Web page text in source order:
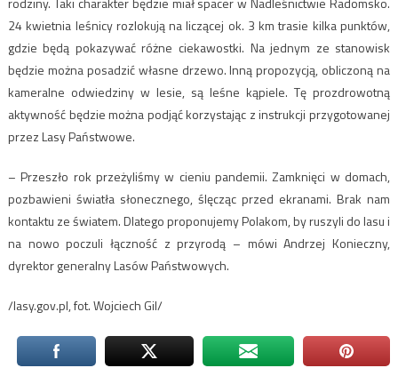
24 kwietnia leśnicy rozlokują na liczącej ok. 3 km trasie kilka punktów,
gdzie będą pokazywać różne ciekawostki. Na jednym ze stanowisk
będzie można posadzić własne drzewo. Inną propozycją, obliczoną na
kameralne odwiedziny w lesie, są leśne kąpiele. Tę prozdrowotną
aktywność będzie można podjąć korzystając z instrukcji przygotowanej
przez Lasy Państwowe.
– Przeszło rok przeżyliśmy w cieniu pandemii. Zamknięci w domach,
pozbawieni światła słonecznego, ślęcząc przed ekranami. Brak nam
kontaktu ze światem. Dlatego proponujemy Polakom, by ruszyli do lasu i
na nowo poczuli łączność z przyrodą – mówi Andrzej Konieczny,
dyrektor generalny Lasów Państwowych.
/lasy.gov.pl, fot. Wojciech Gil/